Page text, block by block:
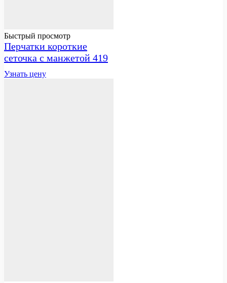
Быстрый просмотр
Перчатки короткие
сеточка с манжетой 419
Узнать цену